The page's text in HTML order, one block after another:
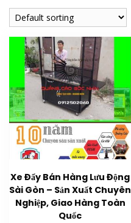
Xe Đẩy Bán Hàng Lưu Động
Sài Gòn – Sản Xuất Chuyên
Nghiệp, Giao Hàng Toàn
Quốc